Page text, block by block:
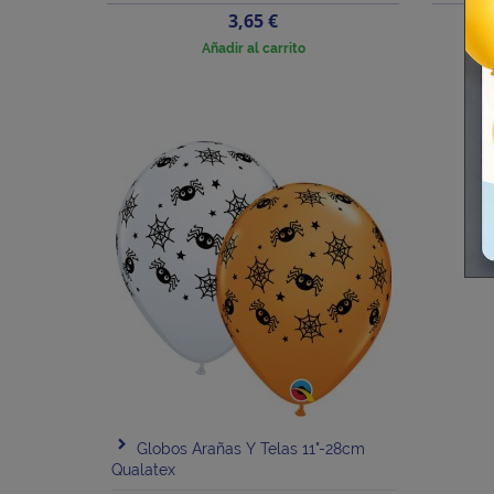
Precio
3,65 €
Añadir al carrito
Globos Arañas Y Telas 11"-28cm
Qualatex